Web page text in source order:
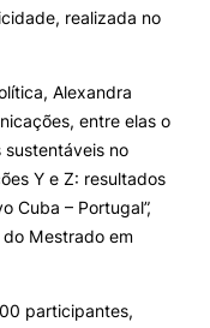
Denúncias
direitos reservados.
realizada no
Alexandra
entre elas o
sustentáveis no
Y e Z: resultados
Cuba – Portugal”,
Mestrado em
participantes,